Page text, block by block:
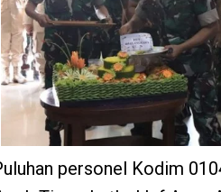
personel Kodim